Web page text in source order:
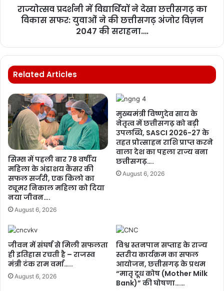
राज्योत्सव प्रदर्शनी में विद्यार्थियों ने देखा छत्तीसगढ़ का
विकास सफर: युवाओं ने की छत्तीसगढ़ अंजोर विज़न
2047 की सराहना….
Related Articles
सिम्स में पहली बार 78 वर्षीय
महिला के अंडाशय कैंसर की
सफल सर्जरी, एक किलो का
ट्यूमर निकाल महिला को दिया
नया जीवन….
August 6, 2026
मुख्यमंत्री विष्णुदेव साय के
नेतृत्व में छत्तीसगढ़ को बड़ी
उपलब्धि, SASCI 2026-27 के
तहत प्रोत्साहन राशि प्राप्त करने
वाला देश का पहला राज्य बना
छत्तीसगढ़….
August 6, 2026
जीवन में संघर्ष से मिली सफलता
ही इतिहास रचती है – राजस्व
मंत्री टंक राम वर्मा…..
August 6, 2026
विश्व स्तनपान सप्ताह के राज्य
स्तरीय कार्यक्रम का सफल
आयोजन, छत्तीसगढ़ के प्रथम
“मातृ दूध कोष (Mother Milk
Bank)” की घोषणा……